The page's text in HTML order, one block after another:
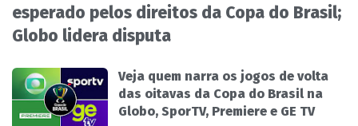
esperado pelos direitos da Copa do Brasil;
Globo lidera disputa
Veja quem narra os jogos de volta
das oitavas da Copa do Brasil na
Globo, SporTV, Premiere e GE TV